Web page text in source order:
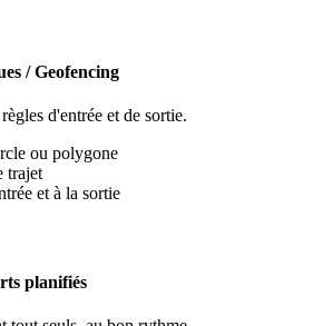
/ Geofencing
d'entrée et de sortie.
ou polygone
trajet
et à la sortie
planifiés